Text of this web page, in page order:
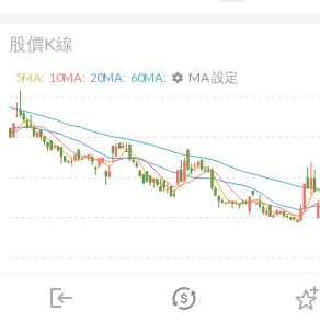
login
市場
股價K線
2026/02/09 2026/04/09 2026/05/27
5MA: 10MA: 20MA: 60MA: settings MA 設定